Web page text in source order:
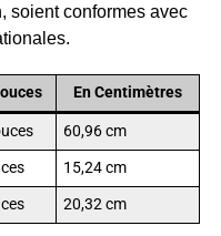
soient conformes avec
En Centimètres
60,96 cm
15,24 cm
20,32 cm